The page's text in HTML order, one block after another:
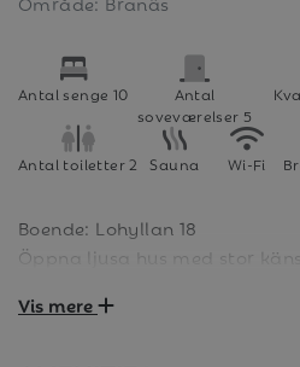
Antal senge 10
Antal
soveværelser 5
Antal toiletter 2 Sauna Wi-Fi
Boende: Lohyllan 18
Öppna ljusa hus med stor
mysiga kvällar framför
Vis mere